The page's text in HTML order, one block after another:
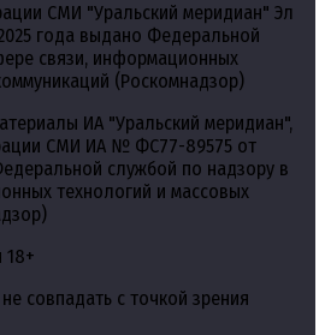
СМИ "Уральский меридиан" Эл
года выдано Федеральной
связи, информационных
(Роскомнадзор)
ИА "Уральский меридиан",
СМИ ИА № ФС77-89575 от
службой по надзору в
технологий и массовых
18+
совпадать с точкой зрения